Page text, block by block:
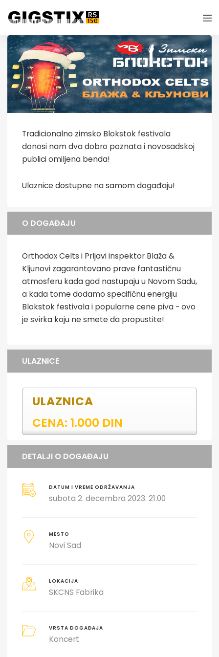
Tradicionalno zimsko Blokstok festivala
donosi nam dva dobro poznata i novosadskoj
publici omiljena benda!
Ulaznice dostupne na samom događaju!
O DOGAĐAJU
Orthodox Celts i Prljavi inspektor Blaža &
Kljunovi zagarantovano prave fantastičnu
atmosferu kada god nastupaju u Novom Sadu,
a kada tome dodamo specifičnu energiju
Blokstok festivala i popularne cene piva - ovo
je svirka koju ne smete da propustite!
ULAZNICE
ULAZNICA
CENA: 1.000 DIN
DETALJI O DOGAĐAJU
DATUM I VREME ODRŽAVANJA
subota 2. decembra 2023. 21.00
MESTO
Novi Sad
LOKACIJA
SKCNS Fabrika
VRSTA DOGAĐAJA
Koncert